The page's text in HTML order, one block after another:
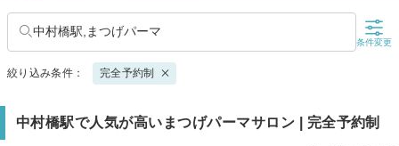
中村橋駅,まつげパーマ
条件変更
絞り込み条件： 完全予約制
中村橋駅で人気が高いまつげパーマサロン | 完全予約制